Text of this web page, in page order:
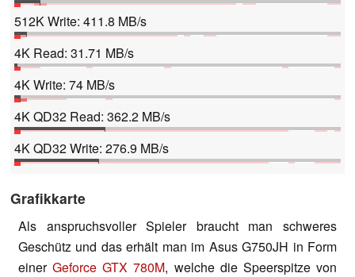
512K Write: 411.8 MB/s
4K Read: 31.71 MB/s
4K Write: 74 MB/s
4K QD32 Read: 362.2 MB/s
4K QD32 Write: 276.9 MB/s
Grafikkarte
Als anspruchsvoller Spieler braucht man schweres
Geschütz und das erhält man im Asus G750JH in Form
einerGeforce GTX 780M, welche die Speerspitze von